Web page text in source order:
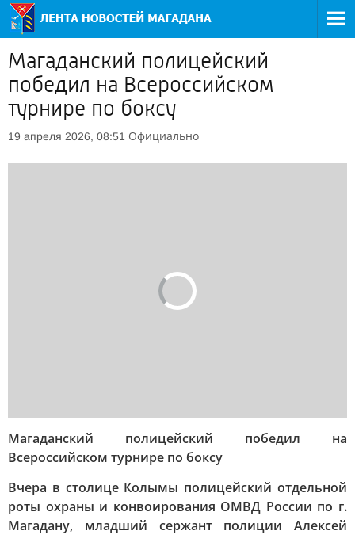
Магаданский полицейский
победил на Всероссийском
турнире по боксу
19 апреля 2026, 08:51 Официально
Магаданский полицейский победил на
Всероссийском турнире по боксу
Вчера в столице Колымы полицейский отдельной
роты охраны и конвоирования ОМВД России по г.
Магадану, младший сержант полиции Алексей